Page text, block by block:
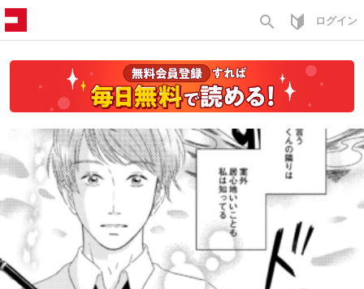
search ログイン